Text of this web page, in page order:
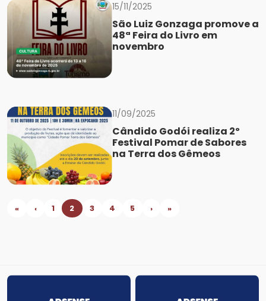
15/11/2025
São Luiz Gonzaga promove a
48ª Feira do Livro em
novembro
11/09/2025
Cândido Godói realiza 2º
Festival Pomar de Sabores
na Terra dos Gêmeos
« ‹ 1 2 3 4 5 › »